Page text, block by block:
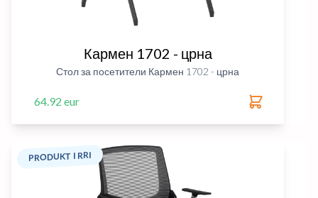
Кармен 1702 - црна
Стол за посетители Кармен 1702 - црна
64.92 eur
PRODUKT I RRI